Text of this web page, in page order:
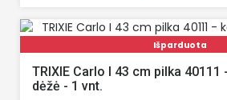
Išparduota
TRIXIE Carlo I 43 cm pilka 40111
dėžė - 1 vnt.